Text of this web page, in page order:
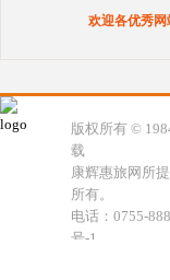
欢迎各优秀网
版权所有 ©
载
康辉惠旅网所
所有。
电话：0755-
号-1